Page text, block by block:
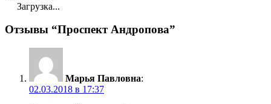
Загрузка...
Отзывы “Проспект Андропова”
Марья Павловна:
02.03.2018 в 17:37